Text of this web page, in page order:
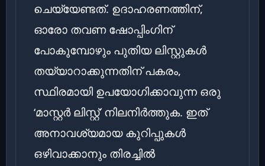
ചെയ്യേണ്ടത്. ഉദാഹരണത്തിന്,
ഓരോ തവണ ഷോപ്പിംഗിന്
പോകുമ്പോഴും പുതിയ ലിസ്റ്റുകൾ
തയ്യാറാക്കുന്നതിന് പകരം,
സ്ഥിരമായി ഉപയോഗിക്കാവുന്ന ഒരു
‘മാസ്റ്റർ ലിസ്റ്റ്’ നിലനിർത്തുക. ഇത്
അനാവശ്യമായ കുറിപ്പുകൾ
ഒഴിവാക്കാനും തിരച്ചിൽ